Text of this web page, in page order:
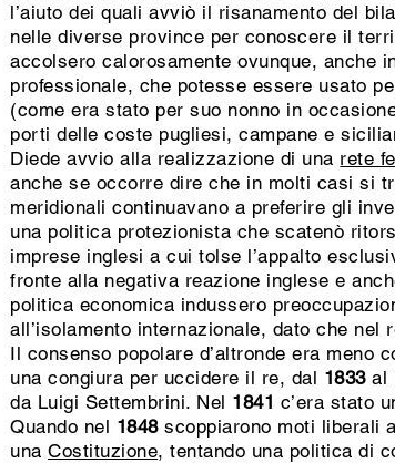
l’aiuto dei quali avviò il risanamento del
nelle diverse province per conoscere il
accolsero calorosamente ovunque, anche
professionale, che potesse essere usato
(come era stato per suo nonno in
porti delle coste pugliesi, campane e
Diede avvio alla realizzazione di una rete
anche se occorre dire che in molti casi si
meridionali continuavano a preferire gli
una politica protezionista che scatenò
imprese inglesi a cui tolse l’appalto
fronte alla negativa reazione inglese e
politica economica indussero
all’isolamento internazionale, dato che nel
Il consenso popolare d’altronde era meno
una congiura per uccidere il re, dal 1833al
da Luigi Settembrini. Nel 1841 c’era stato
Quando nel 1848scoppiarono moti liberali
unaCostituzione, tentando una politica di